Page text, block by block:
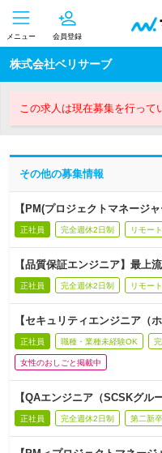
メニュー 会員登録
株式会社ベリサーブ
この求人は現在募集を行って
その他の募集情報
【PM(プロジェクトマネージ
正社員 完全週休2日制 リモー
【品質保証エンジニア】最上
正社員 完全週休2日制 リモー
【セキュリティエンジニア（
正社員 職種・業種未経験OK
女性のおしごと掲載中
【QAエンジニア（SCSKグル
正社員 完全週休2日制 第二新